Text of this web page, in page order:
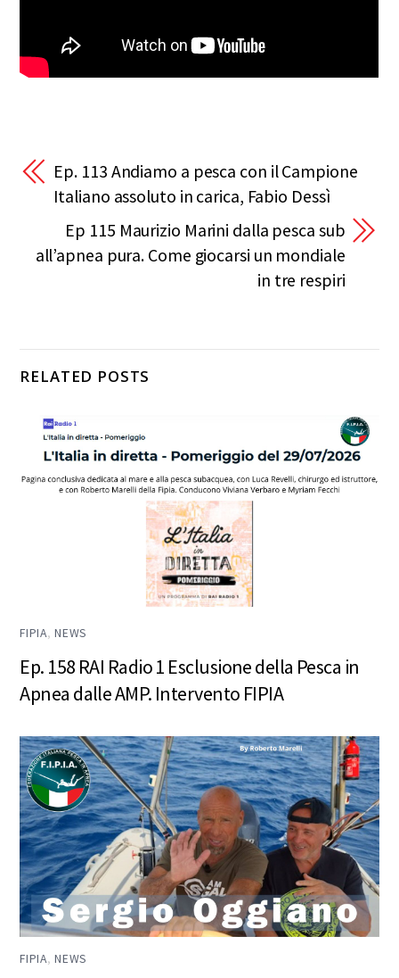
Ep. 113 Andiamo a pesca con il Campione
Italiano assoluto in carica, Fabio Dessì
Ep 115 Maurizio Marini dalla pesca sub
all’apnea pura. Come giocarsi un mondiale
in tre respiri
RELATED POSTS
FIPIA,NEWS
Ep. 158 RAI Radio 1 Esclusione della Pesca in
Apnea dalle AMP. Intervento FIPIA
FIPIA,NEWS